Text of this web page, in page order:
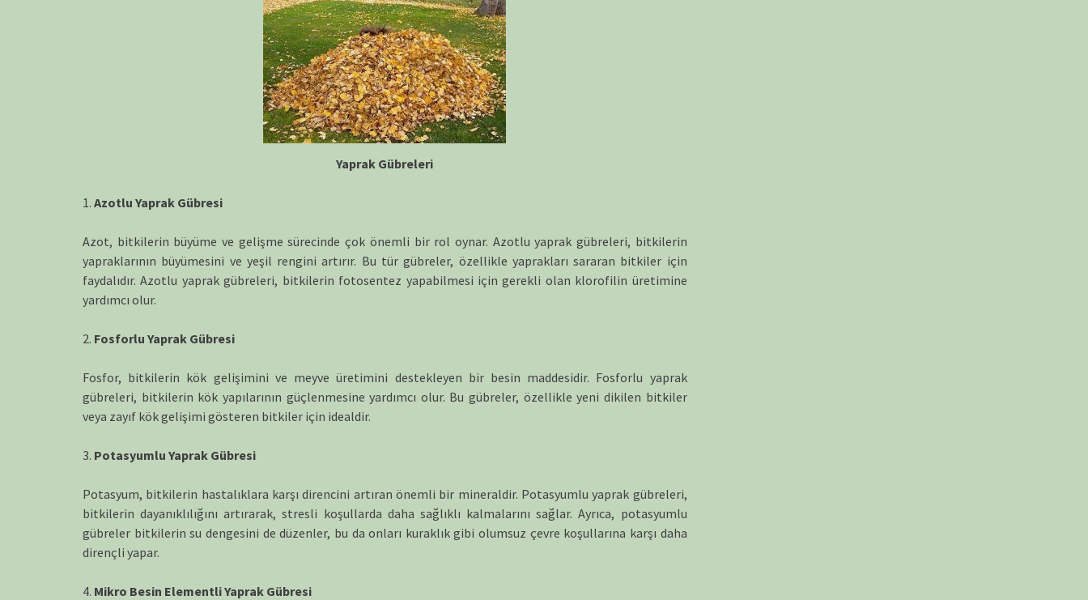
Yaprak Gübreleri
1. Azotlu Yaprak Gübresi
Azot, bitkilerin büyüme ve gelişme sürecinde çok önemli bir rol oynar. Azotlu yaprak gübreleri, bitkilerin
yapraklarının büyümesini ve yeşil rengini artırır. Bu tür gübreler, özellikle yaprakları sararan bitkiler için
faydalıdır. Azotlu yaprak gübreleri, bitkilerin fotosentez yapabilmesi için gerekli olan klorofilin üretimine
yardımcı olur.
2. Fosforlu Yaprak Gübresi
Fosfor, bitkilerin kök gelişimini ve meyve üretimini destekleyen bir besin maddesidir. Fosforlu yaprak
gübreleri, bitkilerin kök yapılarının güçlenmesine yardımcı olur. Bu gübreler, özellikle yeni dikilen bitkiler
veya zayıf kök gelişimi gösteren bitkiler için idealdir.
3. Potasyumlu Yaprak Gübresi
Potasyum, bitkilerin hastalıklara karşı direncini artıran önemli bir mineraldir. Potasyumlu yaprak gübreleri,
bitkilerin dayanıklılığını artırarak, stresli koşullarda daha sağlıklı kalmalarını sağlar. Ayrıca, potasyumlu
gübreler bitkilerin su dengesini de düzenler, bu da onları kuraklık gibi olumsuz çevre koşullarına karşı daha
dirençli yapar.
4. Mikro Besin Elementli Yaprak Gübresi